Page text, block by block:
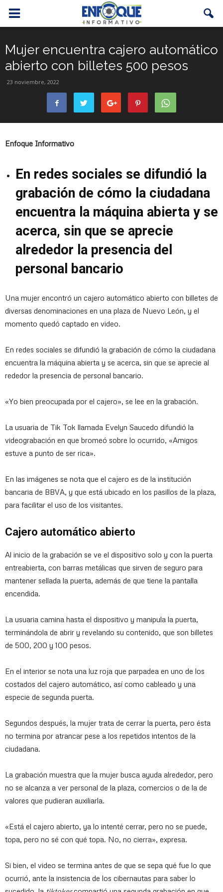
Mujer encuentra cajero automático
abierto con billetes 500 pesos
23 noviembre, 2022
Enfoque Informativo
En redes sociales se difundió la
grabación de cómo la ciudadana
encuentra la máquina abierta y se
acerca, sin que se aprecie
alrededor la presencia del
personal bancario
Una mujer encontró un cajero automático abierto con billetes de
diversas denominaciones en una plaza de Nuevo León, y el
momento quedó captado en video.
En redes sociales se difundió la grabación de cómo la ciudadana
encuentra la máquina abierta y se acerca, sin que se aprecie al
rededor la presencia de personal bancario.
«Yo bien preocupada por el cajero», se lee en la grabación.
La usuaria de Tik Tok llamada Evelyn Saucedo difundió la
videograbación en que bromeó sobre lo ocurrido, «Amigos
estuve a punto de ser rica».
En las imágenes se nota que el cajero es de la institución
bancaria de BBVA, y que está ubicado en los pasillos de la plaza,
para facilitar el uso de los visitantes.
Cajero automático abierto
Al inicio de la grabación se ve el dispositivo solo y con la puerta
entreabierta, con barras metálicas que sirven de seguro para
mantener sellada la puerta, además de que tiene la pantalla
encendida.
La usuaria camina hasta el dispositivo y manipula la puerta,
terminándola de abrir y revelando su contenido, que son billetes
de 500, 200 y 100 pesos.
En el interior se nota una luz roja que parpadea en uno de los
costados del cajero automático, así como cableado y una
especie de segunda puerta.
Segundos después, la mujer trata de cerrar la puerta, pero ésta
no termina por atrancar pese a los repetidos intentos de la
ciudadana.
La grabación muestra que la mujer busca ayuda alrededor, pero
no se alcanza a ver personal de la plaza, comercios o de la de
valores que pudieran auxiliarla.
«Está el cajero abierto, ya lo intenté cerrar, pero no se puede,
topa, pero no sé con qué topa. No, no cierra», expresa.
Si bien, el video se termina antes de que se sepa qué fue lo que
ocurrió, ante la insistencia de los cibernautas para saber lo